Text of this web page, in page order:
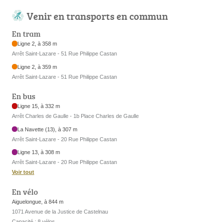
Venir en transports en commun
En tram
Ligne 2, à 358 m
Arrêt Saint-Lazare - 51 Rue Philippe Castan
Ligne 2, à 359 m
Arrêt Saint-Lazare - 51 Rue Philippe Castan
En bus
Ligne 15, à 332 m
Arrêt Charles de Gaulle - 1b Place Charles de Gaulle
La Navette (13), à 307 m
Arrêt Saint-Lazare - 20 Rue Philippe Castan
Ligne 13, à 308 m
Arrêt Saint-Lazare - 20 Rue Philippe Castan
Voir tout
En vélo
Aiguelongue, à 844 m
1071 Avenue de la Justice de Castelnau